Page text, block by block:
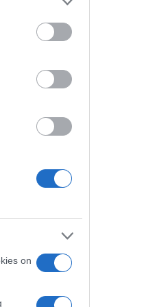
click to grant or
purposes
on
Viaggi
La Thailandia
smeraldo e